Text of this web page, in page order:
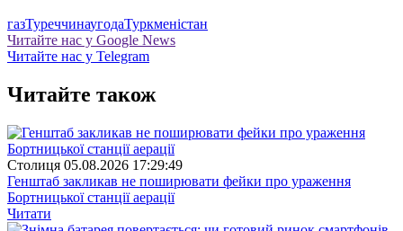
газТуреччинаугодаТуркменістан
Читайте нас у Google News
Читайте нас у Telegram
Читайте також
Столиця 05.08.2026 17:29:49
Генштаб закликав не поширювати фейки про ураження
Бортницької станції аерації
Читати